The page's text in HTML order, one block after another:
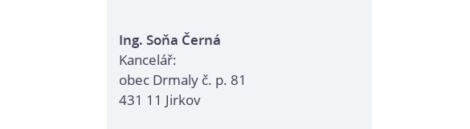
Ing. Soňa Černá
Kancelář:
obec Drmaly č. p. 81
431 11 Jirkov